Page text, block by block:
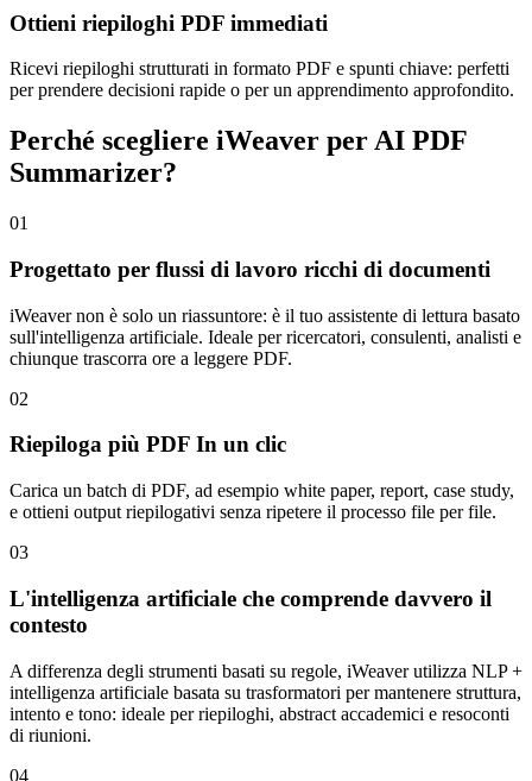
Ottieni riepiloghi PDF immediati
Ricevi riepiloghi strutturati in formato PDF e spunti chiave: perfetti
per prendere decisioni rapide o per un apprendimento approfondito.
Perché scegliere iWeaver per AI PDF
Summarizer?
01
Progettato per flussi di lavoro ricchi di documenti
iWeaver non è solo un riassuntore: è il tuo assistente di lettura basato
sull'intelligenza artificiale. Ideale per ricercatori, consulenti, analisti e
chiunque trascorra ore a leggere PDF.
02
Riepiloga più PDF In un clic
Carica un batch di PDF, ad esempio white paper, report, case study,
e ottieni output riepilogativi senza ripetere il processo file per file.
03
L'intelligenza artificiale che comprende davvero il
contesto
A differenza degli strumenti basati su regole, iWeaver utilizza NLP +
intelligenza artificiale basata su trasformatori per mantenere struttura,
intento e tono: ideale per riepiloghi, abstract accademici e resoconti
di riunioni.
04